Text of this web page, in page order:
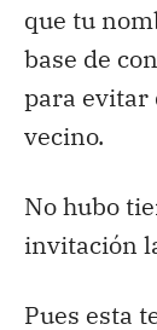
que tu
base de
para evitar
vecino.
No hubo
invitación
Pues esta